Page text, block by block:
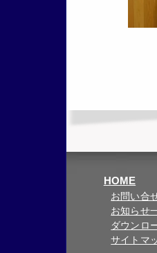
HOME
お問い合
お知らせ
ダウンロ
サイトマ